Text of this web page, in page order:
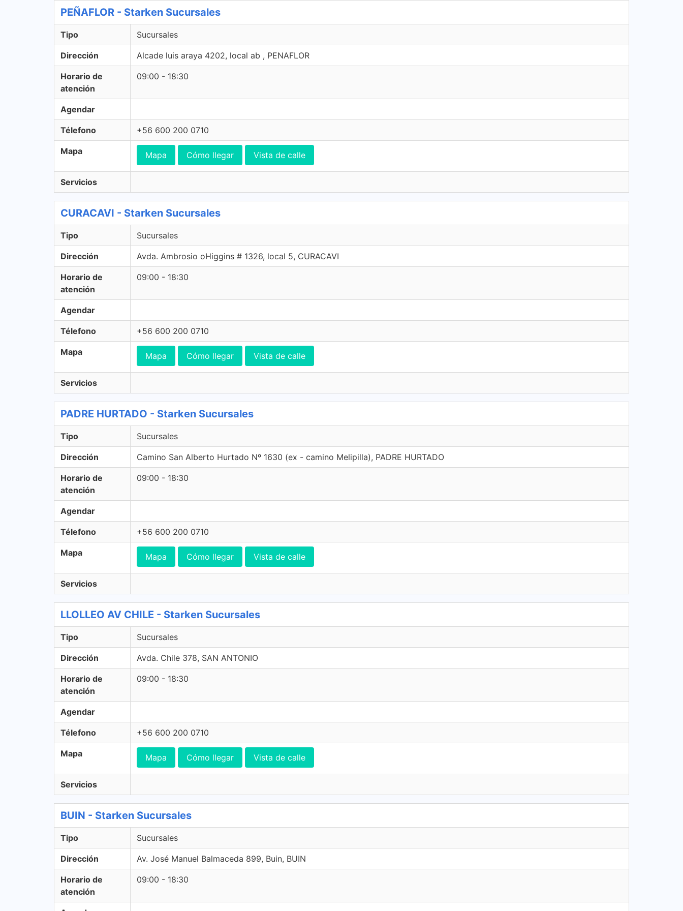
PEÑAFLOR - Starken Sucursales
Tipo Sucursales
Dirección Alcade luis araya 4202, local ab , PENAFLOR
Horario de
atención
09:00 - 18:30
Agendar
Télefono +56 600 200 0710
Mapa Mapa Cómo llegar Vista de calle
Servicios
CURACAVI - Starken Sucursales
Tipo Sucursales
Dirección Avda. Ambrosio oHiggins # 1326, local 5, CURACAVI
Horario de
atención
09:00 - 18:30
Agendar
Télefono +56 600 200 0710
Mapa Mapa Cómo llegar Vista de calle
Servicios
PADRE HURTADO - Starken Sucursales
Tipo Sucursales
Dirección Camino San Alberto Hurtado Nº 1630 (ex - camino Melipilla), PADRE HURTADO
Horario de
atención
09:00 - 18:30
Agendar
Télefono +56 600 200 0710
Mapa Mapa Cómo llegar Vista de calle
Servicios
LLOLLEO AV CHILE - Starken Sucursales
Tipo Sucursales
Dirección Avda. Chile 378, SAN ANTONIO
Horario de
atención
09:00 - 18:30
Agendar
Télefono +56 600 200 0710
Mapa Mapa Cómo llegar Vista de calle
Servicios
BUIN - Starken Sucursales
Tipo Sucursales
Dirección Av. José Manuel Balmaceda 899, Buin, BUIN
Horario de
atención
09:00 - 18:30